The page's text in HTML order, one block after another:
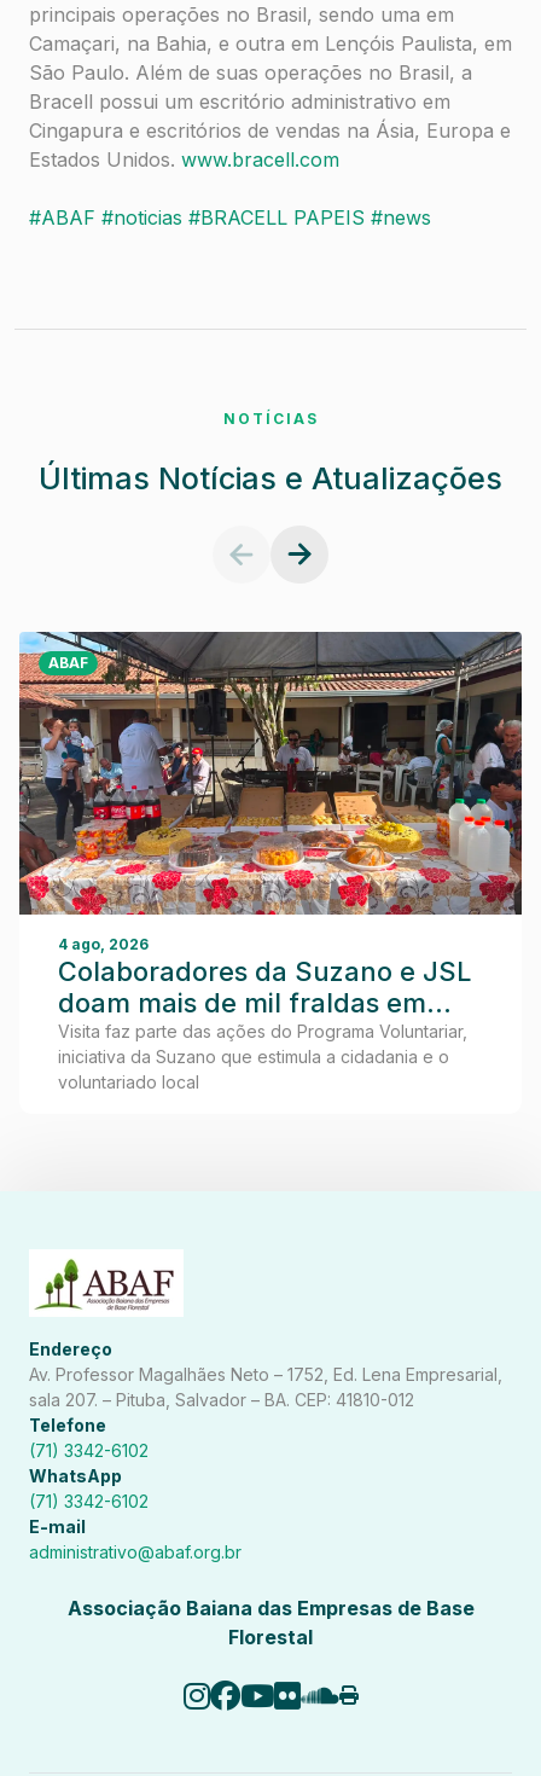
principais operações no Brasil, sendo uma em
Camaçari, na Bahia, e outra em Lençóis Paulista, em
São Paulo. Além de suas operações no Brasil, a
Bracell possui um escritório administrativo em
Cingapura e escritórios de vendas na Ásia, Europa e
Estados Unidos. www.bracell.com
#ABAF #noticias #BRACELL PAPEIS #news
NOTÍCIAS
Últimas Notícias e Atualizações
ABAF
4 ago, 2026
Colaboradores da Suzano e JSL
doam mais de mil fraldas em
visita ao Lar dos Idosos de
Teixeira de Freitas
Visita faz parte das ações do Programa Voluntariar,
iniciativa da Suzano que estimula a cidadania e o
voluntariado local
Endereço
Av. Professor Magalhães Neto – 1752, Ed. Lena Empresarial,
sala 207. – Pituba, Salvador – BA. CEP: 41810-012
Telefone
(71) 3342-6102
WhatsApp
(71) 3342-6102
E-mail
administrativo@abaf.org.br
Associação Baiana das Empresas de Base
Florestal